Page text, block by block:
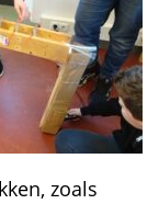
zoals